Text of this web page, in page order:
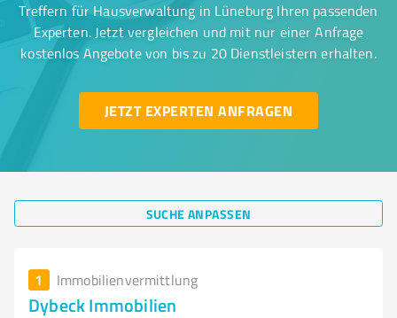
Treffern für Hausverwaltung in Lüneburg Ihren passenden
Experten. Jetzt vergleichen und mit nur einer Anfrage
kostenlos Angebote von bis zu 20 Dienstleistern erhalten.
JETZT EXPERTEN ANFRAGEN
SUCHE ANPASSEN
1 Immobilienvermittlung
Dybeck Immobilien